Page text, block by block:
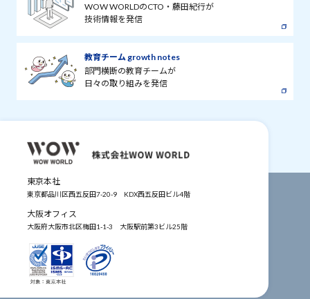
WOW WORLDのCTO・藤田紀行が
技術情報を発信
教育チーム growth notes
部門横断の教育チームが
日々の取り組みを発信
東京本社
東京都品川区西五反田7-20-9 KDX西五反田ビル4階
大阪オフィス
大阪府大阪市北区梅田1-1-3 大阪駅前第3ビル25階